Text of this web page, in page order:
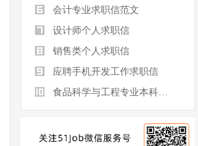
会计专业求职信范文
设计师个人求职信
销售类个人求职信
应聘手机开发工作求职信
食品科学与工程专业本科生求职信